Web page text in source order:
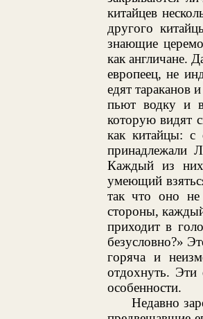
китайцев
другого
знающие
как англичане.
европеец, не
едят тараканов
пьют водку и
которую видят
как китайцы: с
принадлежали
Каждый из
умеющий
так что оно не
стороны,
приходит в
безусловно?»
горяча и
отдохнуть. Эти
особенности.
Недавно